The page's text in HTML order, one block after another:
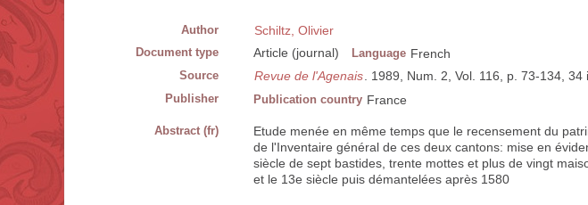
Author Schiltz, Olivier
Document type Article (journal) Language French
Source Revue de l'Agenais . 1989, Num. 2, Vol. 116, p. 73-134, 34
Publisher Publication country France
Abstract (fr)
Etude menée en même temps que le recensement du
de l'Inventaire général de ces deux cantons: mise en
siècle de sept bastides, trente mottes et plus de vingt
et le 13e siècle puis démantelées après 1580